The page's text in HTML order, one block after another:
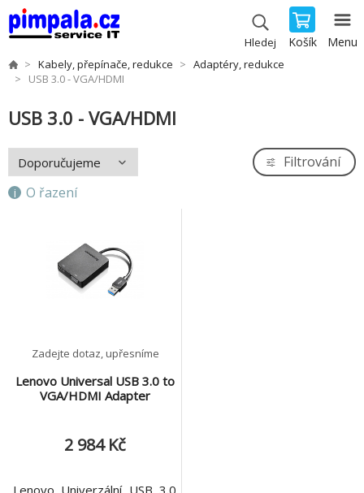
Hledej Košík Menu
Kabely, přepínače, redukce
Adaptéry, redukce
USB 3.0 - VGA/HDMI
USB 3.0 - VGA/HDMI
O řazení
Filtrování
Lenovo Universal USB 3.0 to
VGA/HDMI Adapter
Zadejte dotaz, upřesníme
2 984 Kč
Lenovo Univerzální USB 3.0